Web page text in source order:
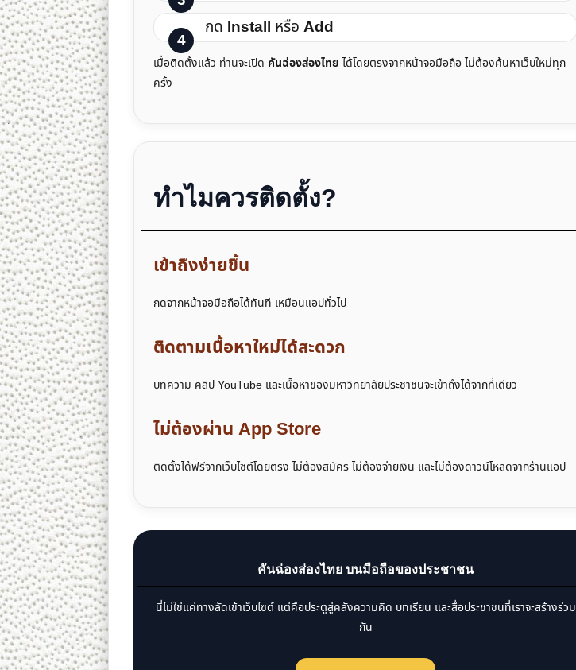
กด Install หรือ Add
เมื่อติดตั้งแล้ว ท่านจะเปิด คันฉ่องส่องไทย ได้โดยตรงจากหน้าจอมือถือ ไม่ต้องค้นหาเว็บใหม่ทุก
ครั้ง
ทำไมควรติดตั้ง?
เข้าถึงง่ายขึ้น
กดจากหน้าจอมือถือได้ทันที เหมือนแอปทั่วไป
ติดตามเนื้อหาใหม่ได้สะดวก
บทความ คลิป YouTube และเนื้อหาของมหาวิทยาลัยประชาชนจะเข้าถึงได้จากที่เดียว
ไม่ต้องผ่าน App Store
ติดตั้งได้ฟรีจากเว็บไซต์โดยตรง ไม่ต้องสมัคร ไม่ต้องจ่ายเงิน และไม่ต้องดาวน์โหลดจากร้านแอป
คันฉ่องส่องไทย บนมือถือของประชาชน
นี่ไม่ใช่แค่ทางลัดเข้าเว็บไซต์ แต่คือประตูสู่คลังความคิด บทเรียน และสื่อประชาชนที่เราจะสร้างร่วม
กัน